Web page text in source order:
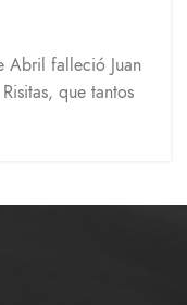
Abril falleció Juan
que tantos